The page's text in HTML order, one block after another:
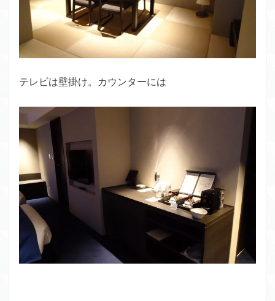
テレビは壁掛け。カウンターには